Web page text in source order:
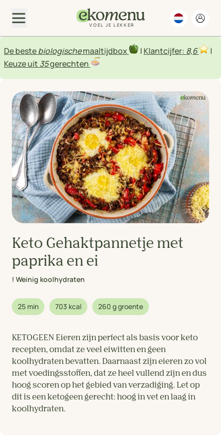
VOEL JE LEKKER
De bestebiologischemaaltijdbox | Klantcijfer: 8,6
|
Keuze uit 35gerechten
Keto Gehaktpannetje met
paprika en ei
! Weinig koolhydraten
25 min 703 kcal 260 g groente
KETOGEEN Eieren zijn perfect als basis voor keto
recepten, omdat ze veel eiwitten en geen
koolhydraten bevatten. Daarnaast zijn eieren zo vol
met voedingsstoffen, dat ze heel vullend zijn en dus
hoog scoren op het gebied van verzadiging. Let op
dit is een ketogeen gerecht: hoog in vet en laag in
koolhydraten.